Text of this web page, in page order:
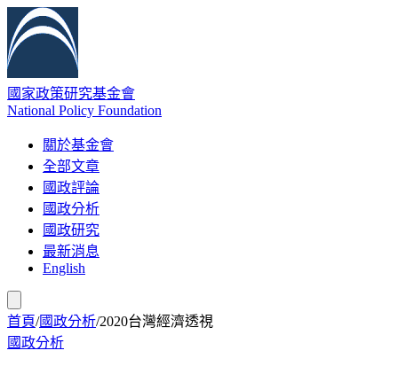
國家政策研究基金會
National Policy Foundation
關於基金會
全部文章
國政評論
國政分析
國政研究
最新消息
English
首頁/國政分析/2020台灣經濟透視
國政分析